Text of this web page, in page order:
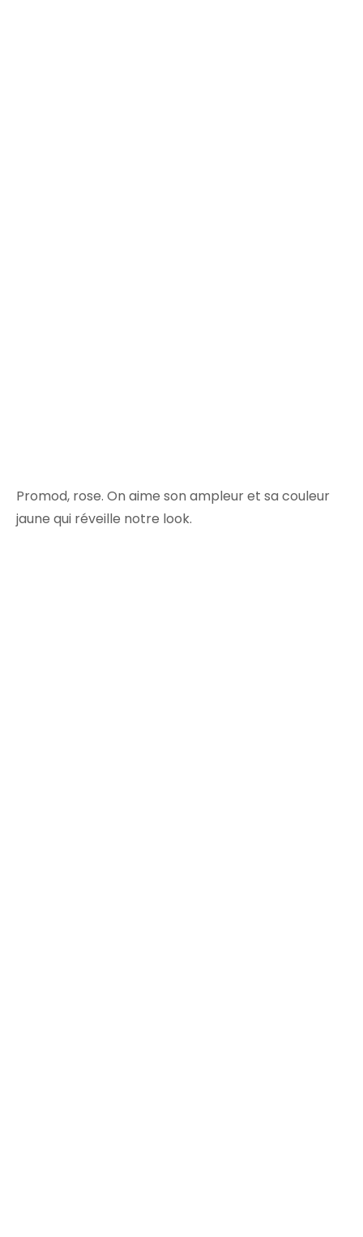
Promod, rose. On aime son ampleur et sa couleur
jaune qui réveille notre look.